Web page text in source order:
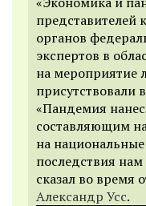
представителей
органов
экспертов в
на мероприятие
присутствовали
«Пандемия
составляющим
на
последствия
сказал во время
Александр Усс.